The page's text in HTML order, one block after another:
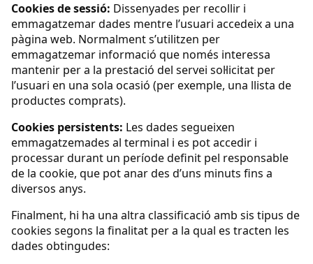
Cookies de sessió: Dissenyades per recollir i
emmagatzemar dades mentre l’usuari accedeix a una
pàgina web. Normalment s’utilitzen per
emmagatzemar informació que només interessa
mantenir per a la prestació del servei sol·licitat per
l’usuari en una sola ocasió (per exemple, una llista de
productes comprats).
Cookies persistents: Les dades segueixen
emmagatzemades al terminal i es pot accedir i
processar durant un període definit pel responsable
de la cookie, que pot anar des d’uns minuts fins a
diversos anys.
Finalment, hi ha una altra classificació amb sis tipus de
cookies segons la finalitat per a la qual es tracten les
dades obtingudes: